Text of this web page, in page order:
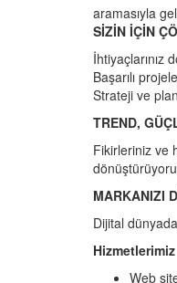
aramasıyla
SİZİN İÇİN
İhtiyaçlarınız
Başarılı
Strateji ve
TREND,
Fikirleriniz ve
MARKANIZI
Dijital
Hizmetlerimiz
Web